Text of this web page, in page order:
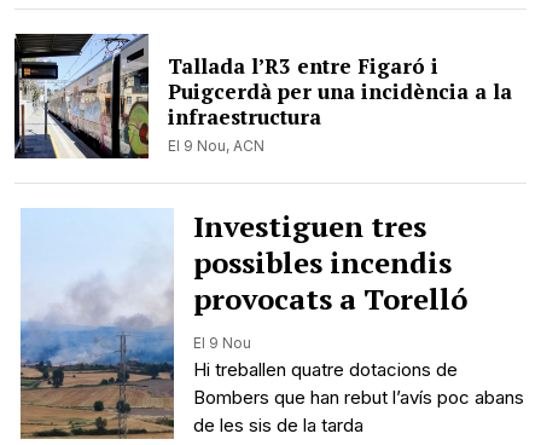
Tallada l’R3 entre Figaró i
Puigcerdà per una incidència a la
infraestructura
El 9 Nou,ACN
Investiguen tres
possibles incendis
provocats a Torelló
El 9 Nou
Hi treballen quatre dotacions de
Bombers que han rebut l’avís poc abans
de les sis de la tarda